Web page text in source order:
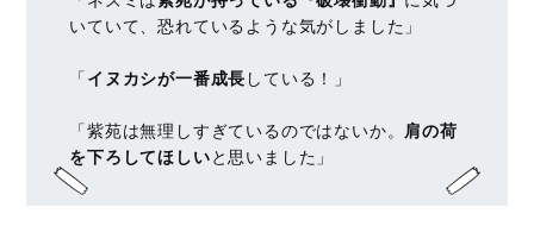
いていて、恐れているような気がしました」
「イヌカシが一番成長 している！」
「紫苑は無理しすぎているのではないか。 肩の荷
を下ろしてほしいと思いました」